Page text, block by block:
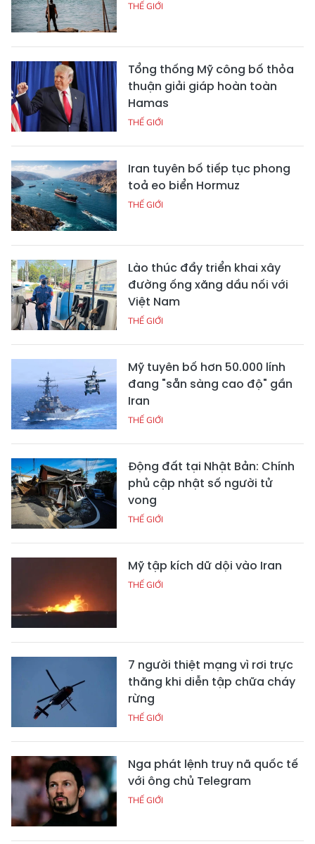
THẾ GIỚI
Tổng thống Mỹ công bố thỏa
thuận giải giáp hoàn toàn
Hamas
THẾ GIỚI
Iran tuyên bố tiếp tục phong
toả eo biển Hormuz
THẾ GIỚI
Lào thúc đẩy triển khai xây
đường ống xăng dầu nối với
Việt Nam
THẾ GIỚI
Mỹ tuyên bố hơn 50.000 lính
đang "sẵn sàng cao độ" gần
Iran
THẾ GIỚI
Động đất tại Nhật Bản: Chính
phủ cập nhật số người tử
vong
THẾ GIỚI
Mỹ tập kích dữ dội vào Iran
THẾ GIỚI
7 người thiệt mạng vì rơi trực
thăng khi diễn tập chữa cháy
rừng
THẾ GIỚI
Nga phát lệnh truy nã quốc tế
với ông chủ Telegram
THẾ GIỚI